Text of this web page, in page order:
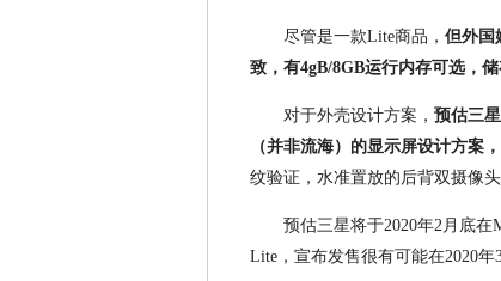
尽管是一款Lite商品， 但外国
致，有4gB/8GB运行内存可选，储
对于外壳设计方案， 预估三
（并非流海）的显示屏设计方案
纹验证，水准置放的后背双摄像头
预估三星将于2020年2月底在
Lite，宣布发售很有可能在2020年3